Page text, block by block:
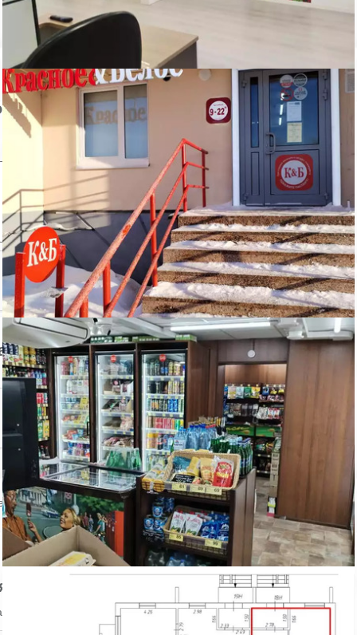
Другая причина
Связаться с продавцом
Следить за объектом
Контактный телефон:
объекта
на объявление?